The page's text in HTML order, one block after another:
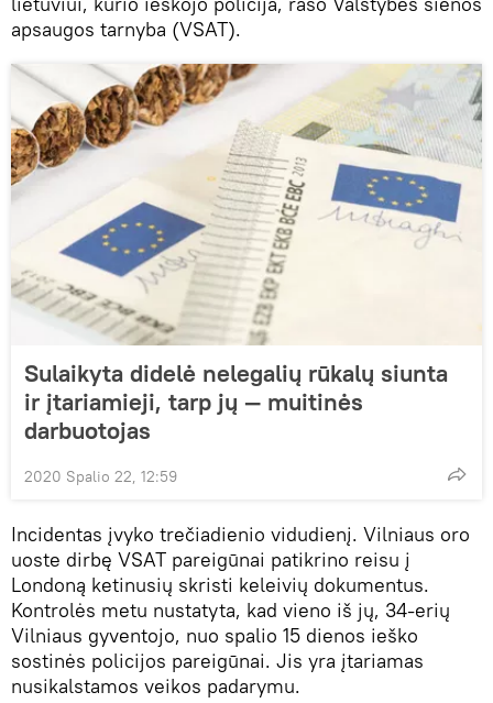
apsaugos tarnyba (VSAT).
Sulaikyta didelė nelegalių rūkalų siunta
ir įtariamieji, tarp jų — muitinės
darbuotojas
2020 Spalio 22, 12:59
Incidentas įvyko trečiadienio vidudienį. Vilniaus oro
uoste dirbę VSAT pareigūnai patikrino reisu į
Londoną ketinusių skristi keleivių dokumentus.
Kontrolės metu nustatyta, kad vieno iš jų, 34-erių
Vilniaus gyventojo, nuo spalio 15 dienos ieško
sostinės policijos pareigūnai. Jis yra įtariamas
nusikalstamos veikos padarymu.